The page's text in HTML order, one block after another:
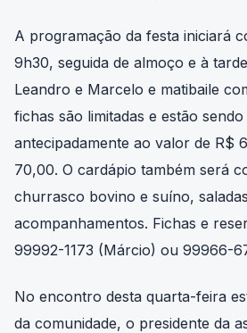
A programação da festa iniciará
9h30, seguida de almoço e à
Leandro e Marcelo e matibaile
fichas são limitadas e estão
antecipadamente ao valor de R$
70,00. O cardápio também será
churrasco bovino e suíno,
acompanhamentos. Fichas e
99992-1173 (Márcio) ou 99966-
No encontro desta quarta-feira
da comunidade, o presidente da